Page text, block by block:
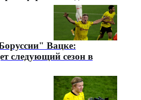
Вацке:
следующий сезон в